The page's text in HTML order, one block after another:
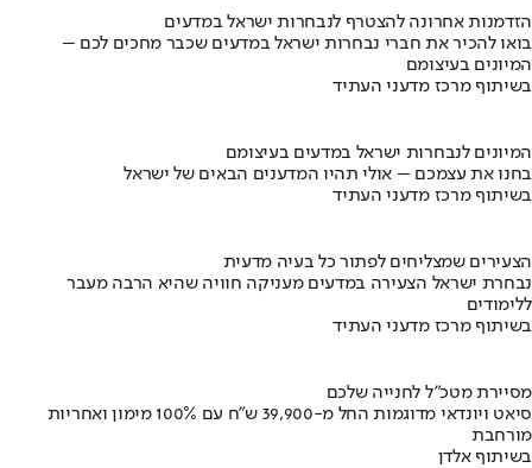
הזדמנות אחרונה להצטרף לנבחרות ישראל במדעים
בואו להכיר את חברי נבחרות ישראל במדעים שכבר מחכים לכם –
המיונים בעיצומם
בשיתוף מרכז מדעני העתיד
המיונים לנבחרות ישראל במדעים בעיצומם
בחנו את עצמכם – אולי תהיו המדענים הבאים של ישראל
בשיתוף מרכז מדעני העתיד
הצעירים שמצליחים לפתור כל בעיה מדעית
נבחרת ישראל הצעירה במדעים מעניקה חוויה שהיא הרבה מעבר
ללימודים
בשיתוף מרכז מדעני העתיד
מסיירת מטכ"ל לחנייה שלכם
סיאט ויונדאי מדוגמות החל מ-39,900 ש״ח עם 100% מימון ואחריות
מורחבת
בשיתוף אלדן